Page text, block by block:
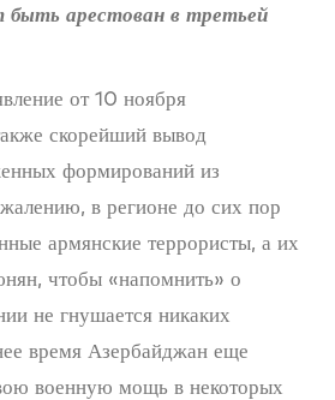
арестован в третьей
от 10 ноября
скорейший вывод
формирований из
в регионе до сих пор
армянские террористы, а их
чтобы «напомнить» о
не гнушается никаких
время Азербайджан еще
военную мощь в некоторых